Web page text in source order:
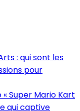
: qui sont les
pour
Super Mario Kart
qui captive